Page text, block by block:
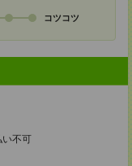
コツコツ
不可